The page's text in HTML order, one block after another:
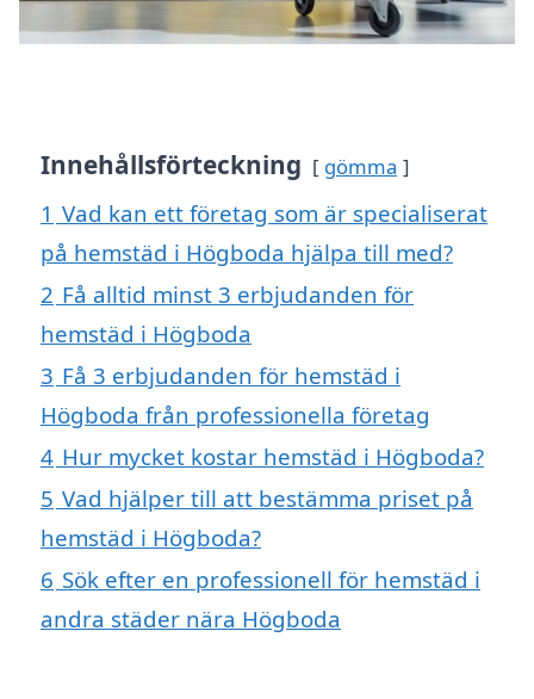
Innehållsförteckning gömma
1 Vad kan ett företag som är specialiserat
på hemstäd i Högboda hjälpa till med?
2 Få alltid minst 3 erbjudanden för
hemstäd i Högboda
3 Få 3 erbjudanden för hemstäd i
Högboda från professionella företag
4 Hur mycket kostar hemstäd i Högboda?
5 Vad hjälper till att bestämma priset på
hemstäd i Högboda?
6 Sök efter en professionell för hemstäd i
andra städer nära Högboda